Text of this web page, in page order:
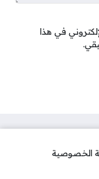
في هذا
الخصوصية